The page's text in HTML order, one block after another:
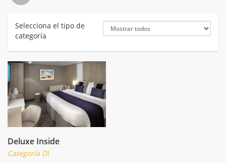
Selecciona el tipo de
categoría
Deluxe Inside
Categoría DI